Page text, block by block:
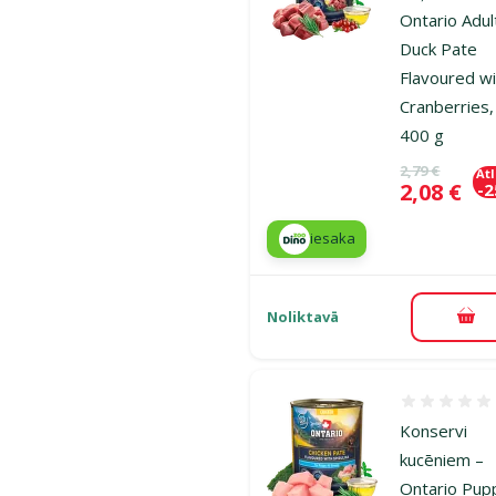
Ontario
Duck Pate
Flavoured
Cranberries,
400 g
Oriģinālā
2,79 €
Cena
2,08 € -
iesaka
Noliktavā
Konservi
kucēniem –
Ontario